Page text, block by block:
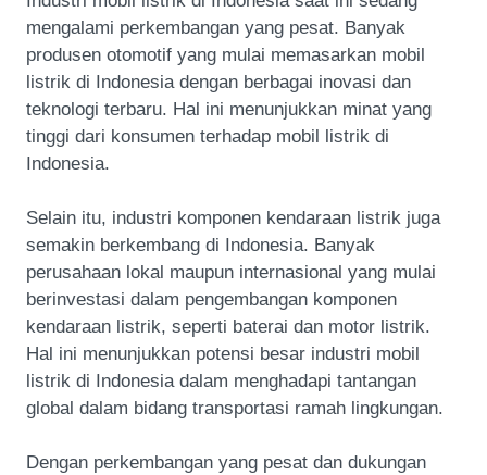
mengalami perkembangan yang pesat. Banyak
produsen otomotif yang mulai memasarkan mobil
listrik di Indonesia dengan berbagai inovasi dan
teknologi terbaru. Hal ini menunjukkan minat yang
tinggi dari konsumen terhadap mobil listrik di
Indonesia.
Selain itu, industri komponen kendaraan listrik juga
semakin berkembang di Indonesia. Banyak
perusahaan lokal maupun internasional yang mulai
berinvestasi dalam pengembangan komponen
kendaraan listrik, seperti baterai dan motor listrik.
Hal ini menunjukkan potensi besar industri mobil
listrik di Indonesia dalam menghadapi tantangan
global dalam bidang transportasi ramah lingkungan.
Dengan perkembangan yang pesat dan dukungan